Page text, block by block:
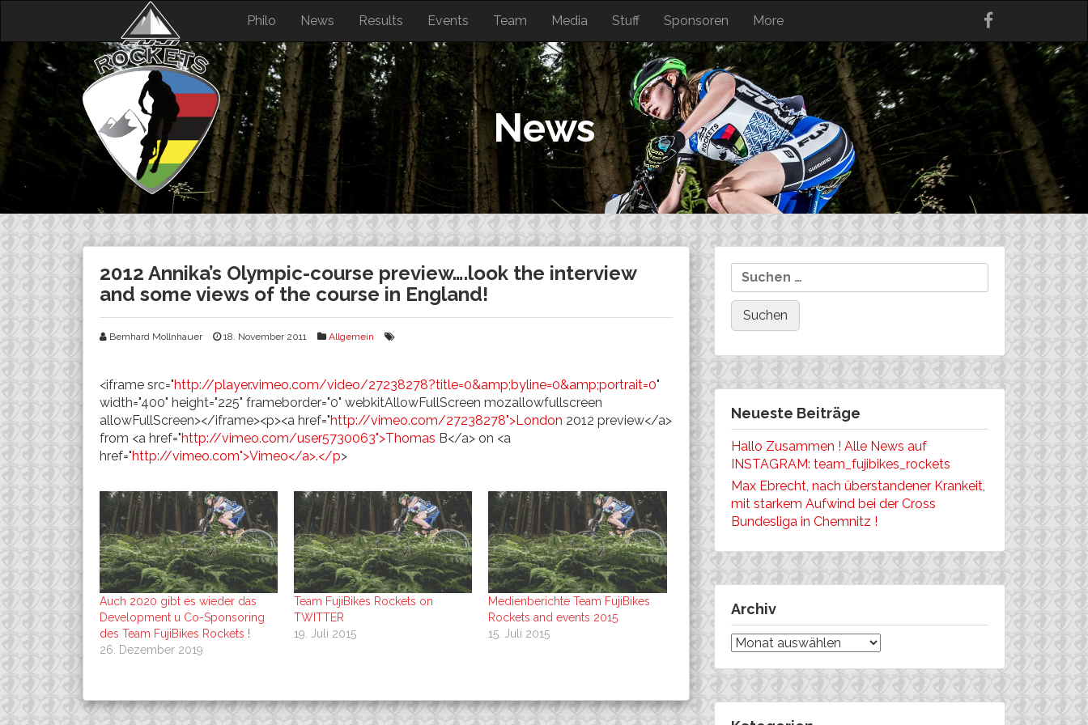
content
Philo News Results Events Team Media Stuff Sponsoren More
News
2012 Annika’s Olympic-course preview….look the interview
and some views of the course in England!
Bernhard Mollnhauer 18. November 2011 Allgemein
<iframe src="http://player.vimeo.com/video/27238278?title=0&amp;byline=0&amp;portrait=0"
width="400" height="225" frameborder="0" webkitAllowFullScreen mozallowfullscreen
allowFullScreen></iframe><p><a href="http://vimeo.com/27238278">London 2012 preview</a>
from <a href="http://vimeo.com/user5730063">Thomas B</a> on <a
href="http://vimeo.com">Vimeo</a>.</p>
Auch 2020 gibt es wieder das
Development u Co-Sponsoring
des Team FujiBikes Rockets !
26. Dezember 2019
Team FujiBikes Rockets on
TWITTER
19. Juli 2015
Medienberichte Team FujiBikes
Rockets and events 2015
15. Juli 2015
Suchen
nach:
Neueste Beiträge
Hallo Zusammen ! Alle News auf
INSTAGRAM: team_fujibikes_rockets
Max Ebrecht, nach überstandener Krankeit,
mit starkem Aufwind bei der Cross
Bundesliga in Chemnitz !
Archiv
Archiv